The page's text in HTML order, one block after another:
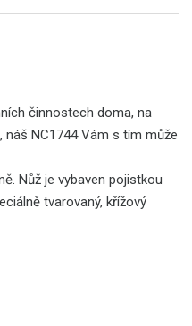
činnostech doma, na
NC1744 Vám s tím může
Nůž je vybaven pojistkou
tvarovaný, křížový